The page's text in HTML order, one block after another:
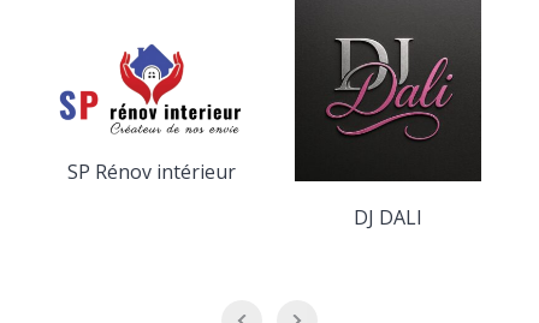
SP Rénov intérieur
DJ DALI